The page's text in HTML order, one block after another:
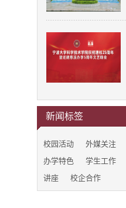
新闻标签
校园活动 外媒关注
办学特色
学生工作
讲座
校企合作